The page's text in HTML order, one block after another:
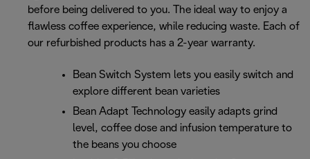
before being delivered to you. The ideal way to enjoy a
flawless coffee experience, while reducing waste. Each of
our refurbished products has a 2-year warranty.
Bean Switch System lets you easily switch and
explore different bean varieties
Bean Adapt Technology easily adapts grind
level, coffee dose and infusion temperature to
the beans you choose